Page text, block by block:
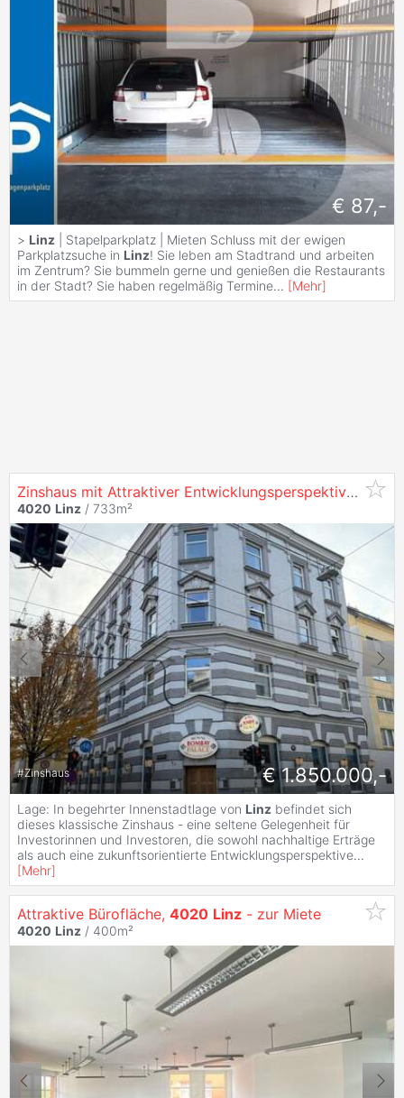
€ 87,-
> Linz | Stapelparkplatz | Mieten Schluss mit der ewigen
Parkplatzsuche in Linz! Sie leben am Stadtrand und arbeiten
im Zentrum? Sie bummeln gerne und genießen die Restaurants
in der Stadt? Sie haben regelmäßig Termine... [Mehr]
Zinshaus mit Attraktiver Entwicklungsperspektive in
4020 Linz / 733m²
#Zinshaus € 1.850.000,-
Lage: In begehrter Innenstadtlage von Linz befindet sich
dieses klassische Zinshaus - eine seltene Gelegenheit für
Investorinnen und Investoren, die sowohl nachhaltige Erträge
als auch eine zukunftsorientierte Entwicklungsperspektive...
[Mehr]
Attraktive Bürofläche, 4020 Linz - zur Miete
4020 Linz / 400m²